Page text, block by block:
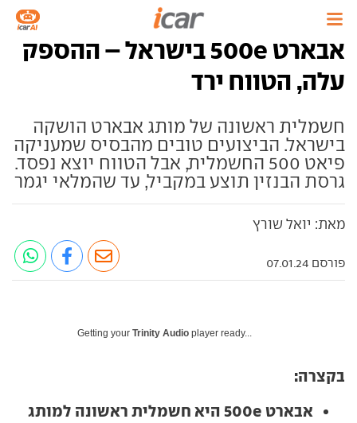
אבארט 500e בישראל – ההספק
עלה, הטווח ירד
חשמלית ראשונה של מותג אבארט הושקה
בישראל. הביצועים טובים מהבסיס שמעניקה
פיאט 500 החשמלית, אבל הטווח יוצא נפסד.
גרסת הבנזין תוצע במקביל, עד שהמלאי יגמר
מאת: יואל שורץ
פורסם 07.01.24
Getting your Trinity Audio player ready...
בקצרה:
אבארט 500e היא חשמלית ראשונה למותג